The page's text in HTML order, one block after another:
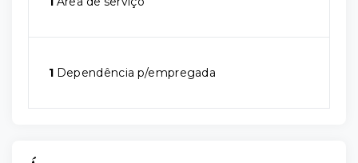
1 Dependência p/empregada